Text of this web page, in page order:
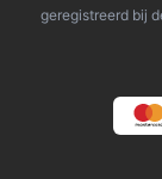
geregistreerd bij